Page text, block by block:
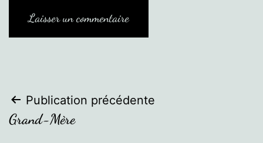
Navigation
de
Publication précédente
Grand-Mère